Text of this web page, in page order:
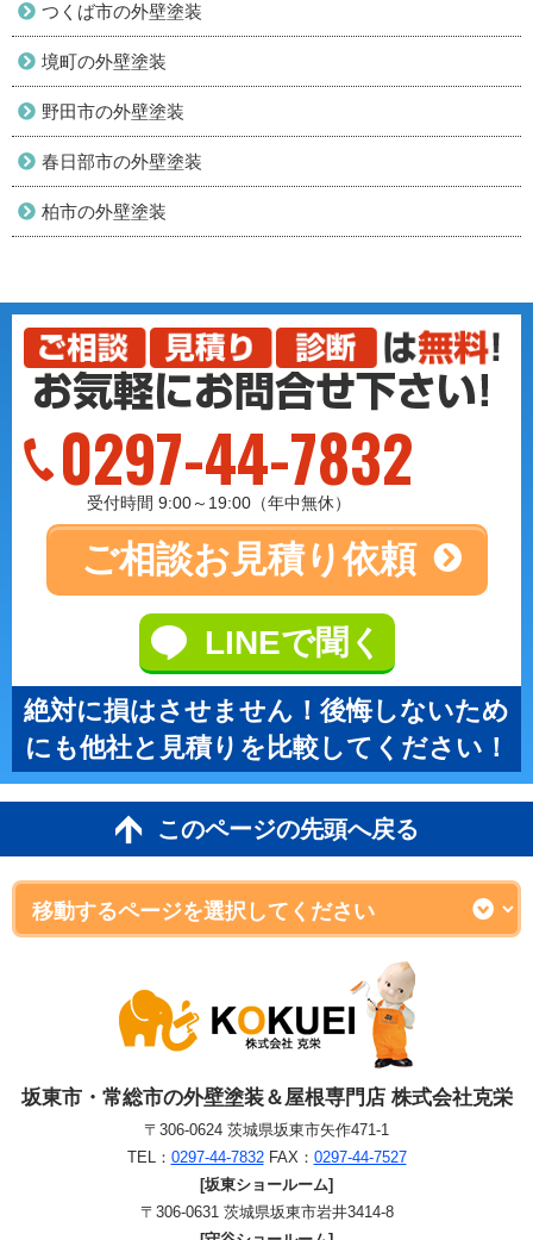
つくば市の外壁塗装
境町の外壁塗装
野田市の外壁塗装
春日部市の外壁塗装
柏市の外壁塗装
0297-44-7832
受付時間 9:00～19:00（年中無休）
ご相談お見積り依頼
LINEで聞く
絶対に損はさせません！後悔しないため
にも他社と見積りを比較してください！
このページの先頭へ戻る
坂東市・常総市の外壁塗装＆屋根専門店 株式会社克栄
〒306-0624 茨城県坂東市矢作471-1
TEL： 0297-44-7832FAX： 0297-44-7527
[坂東ショールーム]
〒306-0631 茨城県坂東市岩井3414-8